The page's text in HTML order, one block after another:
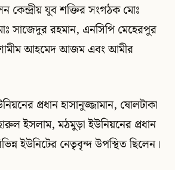
কেন্দ্রীয় যুব শক্তির সংগঠক মোঃ
সাজেদুর রহমান, এনসিপি মেহেরপুর
আহমেদ আজম এবং আমীর
প্রধান হাসানুজ্জামান, ষোলটাকা
ইসলাম, মঠমুড়া ইউনিয়নের প্রধান
ইউনিটের নেতৃবৃন্দ উপস্থিত ছিলেন।